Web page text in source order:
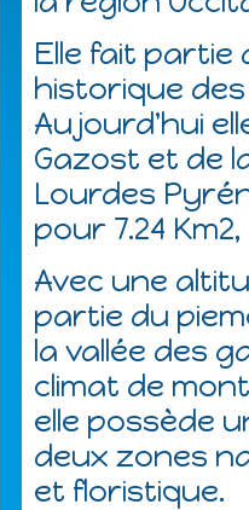
Elle fait partie
historique
Aujourd'hui
Gazost et de
Lourdes
pour 7.24
Avec une
partie du
la vallée des
climat de
elle possède
deux zones
et floristique.